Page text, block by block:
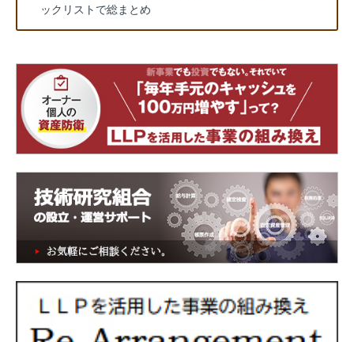
ックリストで総まとめ